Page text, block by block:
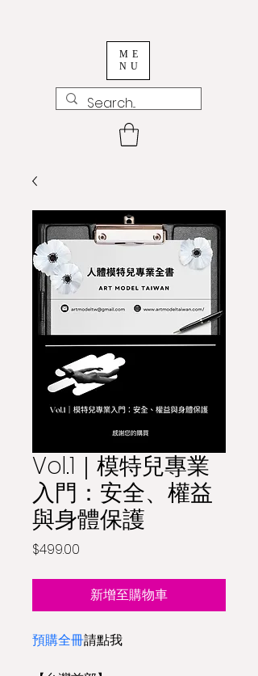
ME
NU
Vol.1｜模特兒專業
入門：安全、權益
與身體保護
$499.00
新增至購物車
預購全冊請點我